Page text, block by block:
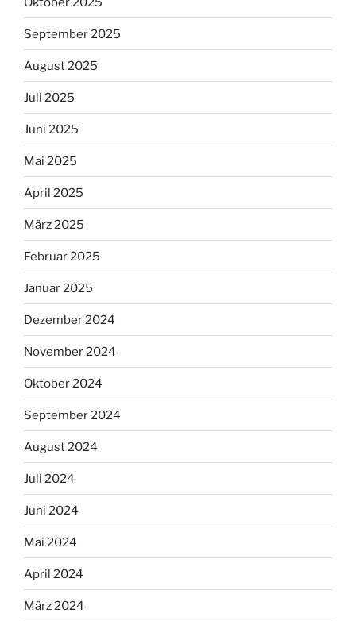
September 2025
August 2025
Juli 2025
Juni 2025
Mai 2025
April 2025
März 2025
Februar 2025
Januar 2025
Dezember 2024
November 2024
Oktober 2024
September 2024
August 2024
Juli 2024
Juni 2024
Mai 2024
April 2024
März 2024